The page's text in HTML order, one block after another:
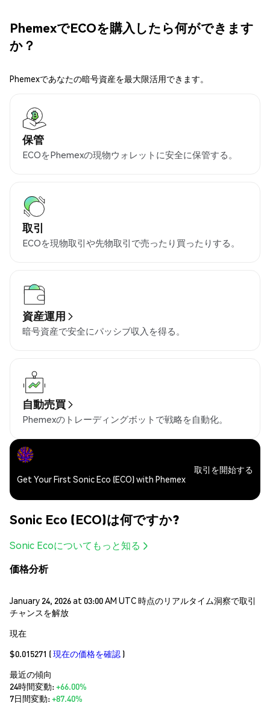
PhemexでECOを購入したら何ができます
か？
Phemexであなたの暗号資産を最大限活用できます。
保管
ECOをPhemexの現物ウォレットに安全に保管する。
取引
ECOを現物取引や先物取引で売ったり買ったりする。
資産運用
暗号資産で安全にパッシブ収入を得る。
自動売買
Phemexのトレーディングボットで戦略を自動化。
Get Your First Sonic Eco (ECO) with Phemex
取引を開始する
Sonic Eco (ECO)は何ですか?
Sonic Ecoについてもっと知る
価格分析
January 24, 2026 at 03:00 AM UTC 時点のリアルタイム洞察で取引
チャンスを解放
現在
$0.015271 (現在の価格を確認 )
最近の傾向
24時間変動:+66.00%
7日間変動:+87.40%